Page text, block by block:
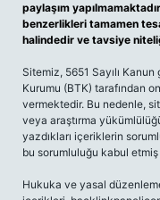
paylaşım
benzerlikleri tamamen
halindedir ve tavsiye
Sitemiz, 5651 Sayılı
Kurumu (BTK) tarafından
vermektedir. Bu nedenle,
veya araştırma
yazdıkları içeriklerin
bu sorumluluğu kabul etmiş
Hukuka ve yasal